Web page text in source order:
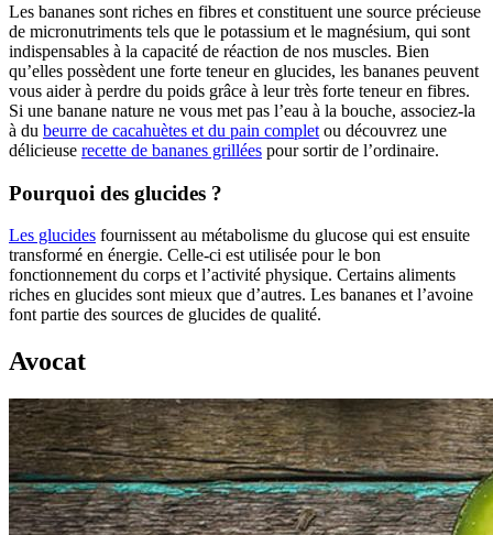
Les bananes sont riches en fibres et constituent une source précieuse
de micronutriments tels que le potassium et le magnésium, qui sont
indispensables à la capacité de réaction de nos muscles. Bien
qu’elles possèdent une forte teneur en glucides, les bananes peuvent
vous aider à perdre du poids grâce à leur très forte teneur en fibres.
Si une banane nature ne vous met pas l’eau à la bouche, associez-la
à du beurre de cacahuètes et du pain complet ou découvrez une
délicieuse recette de bananes grillées pour sortir de l’ordinaire.
Pourquoi des glucides ?
Les glucides fournissent au métabolisme du glucose qui est ensuite
transformé en énergie. Celle-ci est utilisée pour le bon
fonctionnement du corps et l’activité physique. Certains aliments
riches en glucides sont mieux que d’autres. Les bananes et l’avoine
font partie des sources de glucides de qualité.
Avocat